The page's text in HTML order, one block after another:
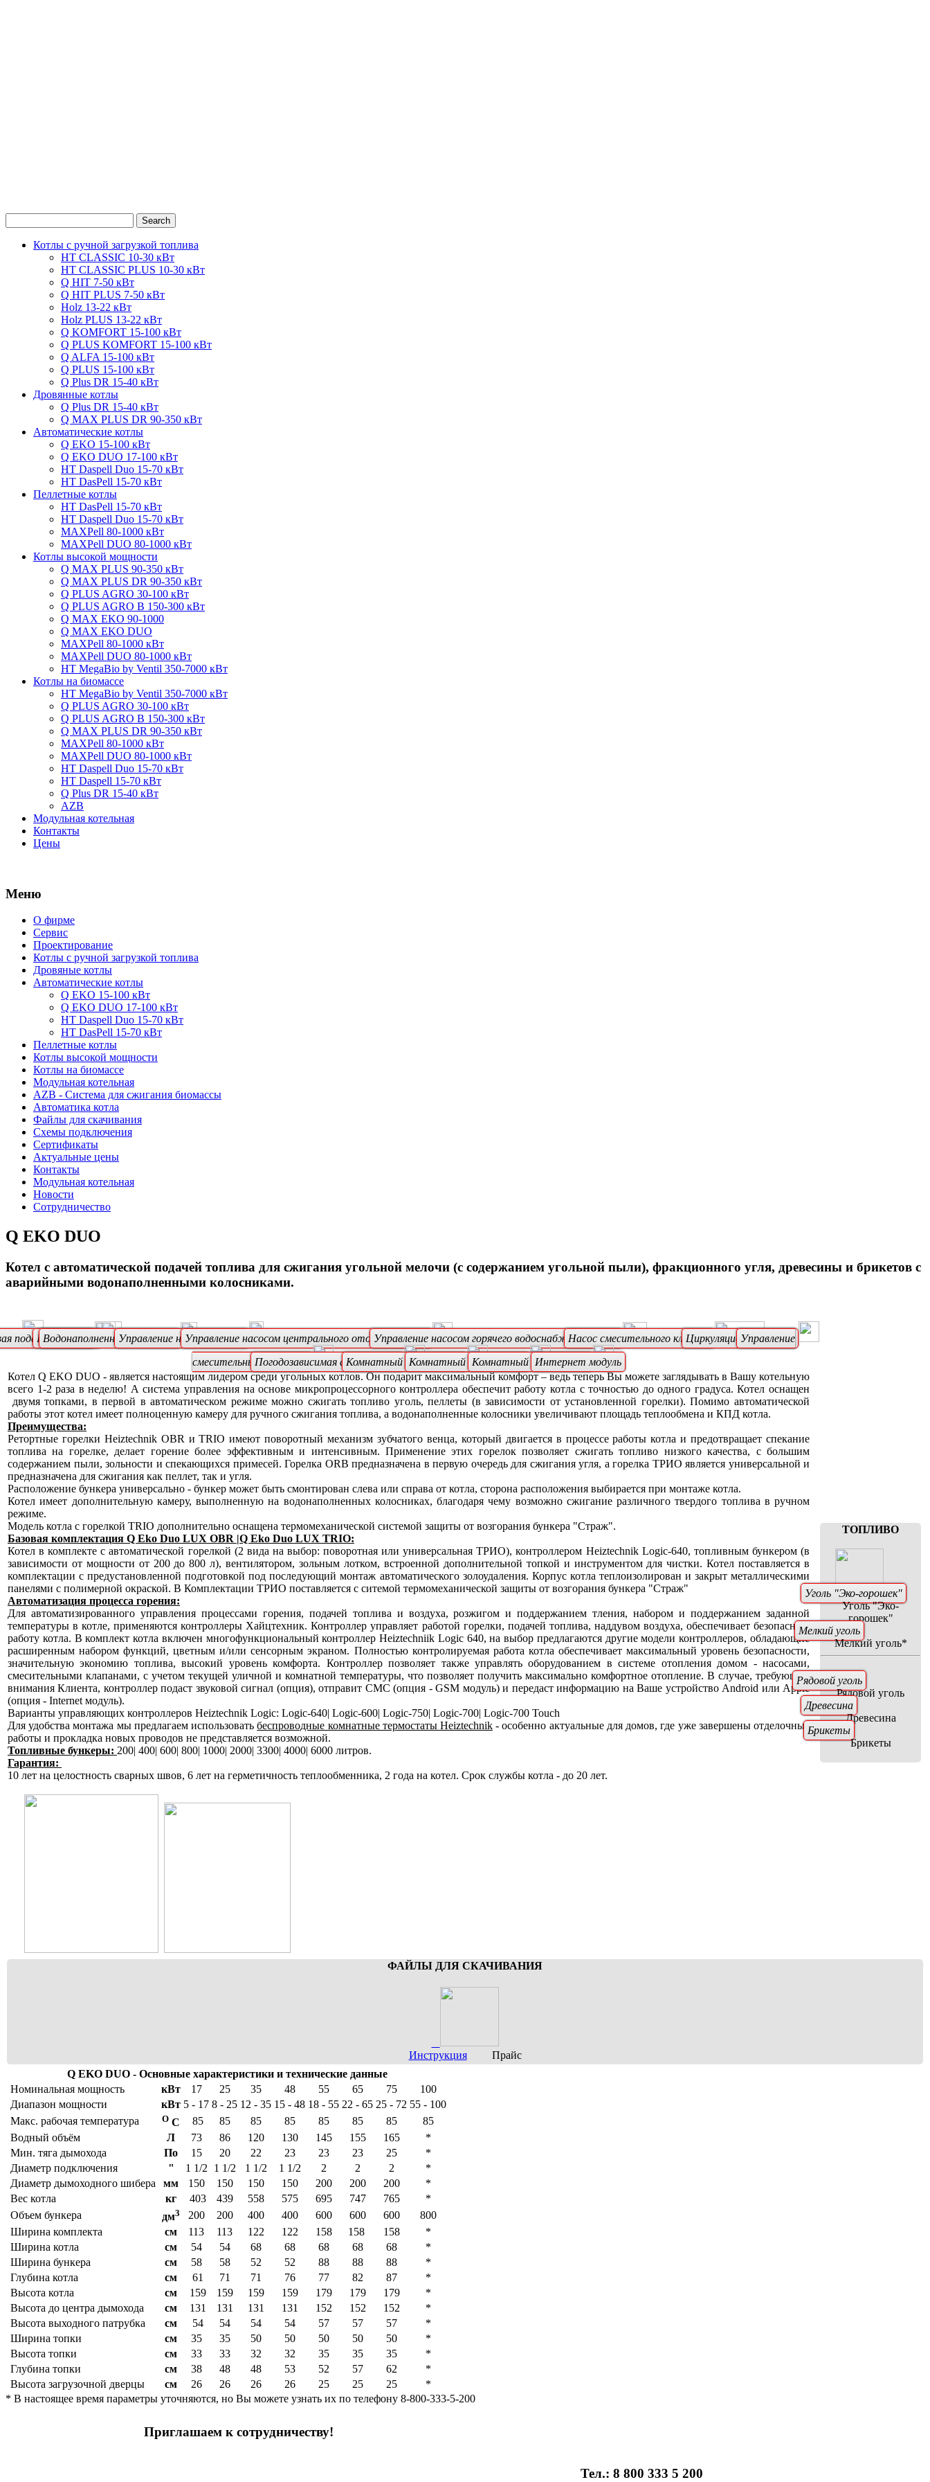
Котлы с ручной загрузкой топлива
HT CLASSIC 10-30 кВт
HT CLASSIC PLUS 10-30 кВт
Q HIT 7-50 кВт
Q HIT PLUS 7-50 кВт
Holz 13-22 кВт
Holz PLUS 13-22 кВт
Q KOMFORT 15-100 кВт
Q PLUS KOMFORT 15-100 кВт
Q ALFA 15-100 кВт
Q PLUS 15-100 кВт
Q Plus DR 15-40 кВт
Дровянные котлы
Q Plus DR 15-40 кВт
Q MAX PLUS DR 90-350 кВт
Автоматические котлы
Q EKO 15-100 кВт
Q EKO DUO 17-100 кВт
HT Daspell Duo 15-70 кВт
HT DasPell 15-70 кВт
Пеллетные котлы
HT DasPell 15-70 кВт
HT Daspell Duo 15-70 кВт
MAXPell 80-1000 кВт
MAXPell DUO 80-1000 кВт
Котлы высокой мощности
Q MAX PLUS 90-350 кВт
Q MAX PLUS DR 90-350 кВт
Q PLUS AGRO 30-100 кВт
Q PLUS AGRO B 150-300 кВт
Q MAX EKO 90-1000
Q MAX EKO DUO
MAXPell 80-1000 кВт
MAXPell DUO 80-1000 кВт
HT MegaBio by Ventil 350-7000 кВт
Котлы на биомассе
HT MegaBio by Ventil 350-7000 кВт
Q PLUS AGRO 30-100 кВт
Q PLUS AGRO B 150-300 кВт
Q MAX PLUS DR 90-350 кВт
MAXPell 80-1000 кВт
MAXPell DUO 80-1000 кВт
HT Daspell Duo 15-70 кВт
HT Daspell 15-70 кВт
Q Plus DR 15-40 кВт
AZB
Модульная котельная
Контакты
Цены
Меню
О фирме
Сервис
Проектирование
Котлы с ручной загрузкой топлива
Дровяные котлы
Автоматические котлы
Q EKO 15-100 кВт
Q EKO DUO 17-100 кВт
HT Daspell Duo 15-70 кВт
HT DasPell 15-70 кВт
Пеллетные котлы
Котлы высокой мощности
Котлы на биомассе
Модульная котельная
AZB - Система для сжигания биомассы
Автоматика котла
Файлы для скачивания
Схемы подключения
Сертификаты
Актуальные цены
Контакты
Модульная котельная
Новости
Сотрудничество
Q EKO DUO
Котел с автоматической подачей топлива для сжигания угольной мелочи (с содержанием угольной пыли), фракционного угля, древесины и брикетов с
аварийными водонаполненными колосниками.
подача топлива
Вентилятор
Водонаполненные колосникиУправление насосом котлаУправление насосом центрального отопления (ЦО)Управление насосом горячего водоснабжения (ГВС)Насос смесительного клапанаЦиркуляционный насос
Управление
смесительным клапаномПогодозависимая автоматикаКомнатный термостатКомнатный термостатКомнатный термостат
Интернет модуль
Котел Q EKO DUO - является настоящим лидером среди угольных котлов. Он подарит максимальный комфорт – ведь теперь Вы можете заглядывать в Вашу котельную
всего 1-2 раза в неделю! А система управления на основе микропроцессорного контроллера обеспечит работу котла с точностью до одного градуса. Котел оснащен
двумя топками, в первой в автоматическом режиме можно сжигать топливо уголь, пеллеты (в зависимости от установленной горелки). Помимо автоматической
работы этот котел имеет полноценную камеру для ручного сжигания топлива, а водонаполненные колосники увеличивают площадь теплообмена и КПД котла.
Преимущества:
Ретортные горелки Heiztechnik OBR и TRIO имеют поворотный механизм зубчатого венца, который двигается в процессе работы котла и предотвращает спекание
топлива на горелке, делает горение более эффективным и интенсивным. Применение этих горелок позволяет сжигать топливо низкого качества, с большим
содержанием пыли, зольности и спекающихся примесей. Горелка ORB предназначена в первую очередь для сжигания угля, а горелка ТРИО является универсальной и
предназначена для сжигания как пеллет, так и угля.
Расположение бункера универсально - бункер может быть смонтирован слева или справа от котла, сторона расположения выбирается при монтаже котла.
Котел имеет дополнительную камеру, выполненную на водонаполненных колосниках, благодаря чему возможно сжигание различного твердого топлива в ручном
режиме.
Модель котла с горелкой TRIO дополнительно оснащена термомеханической системой защиты от возгорания бункера "Страж".
Базовая комплектация Q Eko Duo LUX OBR |Q Eko Duo LUX TRIO:
Котел в комплекте c автоматической горелкой (2 вида на выбор: поворотная или универсальная ТРИО), контроллером Heiztechnik Logic-640, топливным бункером (в
зависимости от мощности от 200 до 800 л), вентилятором, зольным лотком, встроенной дополнительной топкой и инструментом для чистки. Котел поставляется в
комплектации с предустановленной подготовкой под последующий монтаж автоматического золоудаления. Корпус котла теплоизолирован и закрыт металлическими
панелями с полимерной окраской. В Комплектации ТРИО поставляется с ситемой термомеханической защиты от возгорания бункера "Страж"
Автоматизация процесса горения:
Для автоматизированного управления процессами горения, подачей топлива и воздуха, розжигом и поддержанием тления, набором и поддержанием заданной
температуры в котле, применяются контроллеры Хайцтехник. Контроллер управляет работой горелки, подачей топлива, наддувом воздуха, обеспечивает безопасную
работу котла. В комплект котла включен многофункциональный контроллер Heiztechniik Logic 640, на выбор предлагаются другие модели контроллеров, обладающие
расширенным набором функций, цветным и/или сенсорным экраном. Полностью контролируемая работа котла обеспечивает максимальный уровень безопасности,
значительную экономию топлива, высокий уровень комфорта. Контроллер позволяет также управлять оборудованием в системе отопления домом - насосами,
смесительными клапанами, с учетом текущей уличной и комнатной температуры, что позволяет получить максимально комфортное отопление. В случае, требующем
внимания Клиента, контроллер подаст звуковой сигнал (опция), отправит СМС (опция - GSM модуль) и передаст информацию на Ваше устройство Android или Apple
(опция - Internet модуль).
Варианты управляющих контроллеров Heiztechnik Logic: Logic-640| Logic-600| Logic-750| Logic-700| Logic-700 Touch
Для удобства монтажа мы предлагаем использовать беспроводные комнатные термостаты Heiztechnik - особенно актуальные для домов, где уже завершены отделочные
работы и прокладка новых проводов не представляется возможной.
Топливные бункеры: 200| 400| 600| 800| 1000| 2000| 3300| 4000| 6000 литров.
Гарантия:
10 лет на целостность сварных швов, 6 лет на герметичность теплообменника, 2 года на котел. Срок службы котла - до 20 лет.
ТОПЛИВО
Уголь "Эко-горошек"
Уголь "Эко-
горошек"
Мелкий уголь
Мелкий уголь*
Рядовой уголь
Рядовой уголь
Древесина
Древесина
Брикеты
Брикеты
ФАЙЛЫ ДЛЯ СКАЧИВАНИЯ
ИнструкцияПрайс
Q EKO DUO - Основные характеристики и технические данные
Номинальная мощность
кВт 17 25 35 48 55 65 75
100
Диапазон мощности
кВт 5 - 17 8 - 25 12 - 35 15 - 48 18 - 55 22 - 65 25 - 72 55 - 100
Макс. рабочая температура
О С 85 85 85 85 85 85 85
85
Водный объём
Л 73 86 120 130 145 155 165
*
Мин. тяга дымохода
По 15 20 22 23 23 23 25
*
Диаметр подключения
" 1 1/2 1 1/2 1 1/2 1 1/2 2 2 2
*
Диаметр дымоходного шибера
мм 150 150 150 150 200 200 200
*
Вес котла
кг 403 439 558 575 695 747 765
*
Объем бункера
дм3 200 200 400 400 600 600 600
800
Ширина комплекта
см 113 113 122 122 158 158 158
*
Ширина котла
см 54 54 68 68 68 68 68
*
Ширина бункера
см 58 58 52 52 88 88 88
*
Глубина котла
см 61 71 71 76 77 82 87
*
Высота котла
см 159 159 159 159 179 179 179
*
Высота до центра дымохода
см 131 131 131 131 152 152 152
*
Высота выходного патрубка
см 54 54 54 54 57 57 57
*
Ширина топки
см 35 35 50 50 50 50 50
*
Высота топки
см 33 33 32 32 35 35 35
*
Глубина топки
см 38 48 48 53 52 57 62
*
Высота загрузочной дверцы
см 26 26 26 26 25 25 25
*
* В настоящее время параметры уточняются, но Вы можете узнать их по телефону 8-800-333-5-200
Приглашаем к сотрудничеству!
Тел.: 8 800 333 5 200